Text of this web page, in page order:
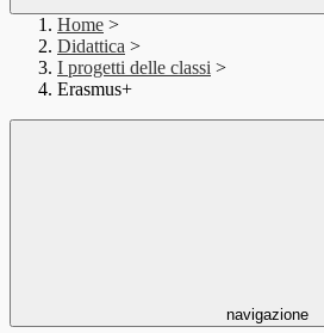
Home >
Didattica >
I progetti delle classi >
Erasmus+
navigazione